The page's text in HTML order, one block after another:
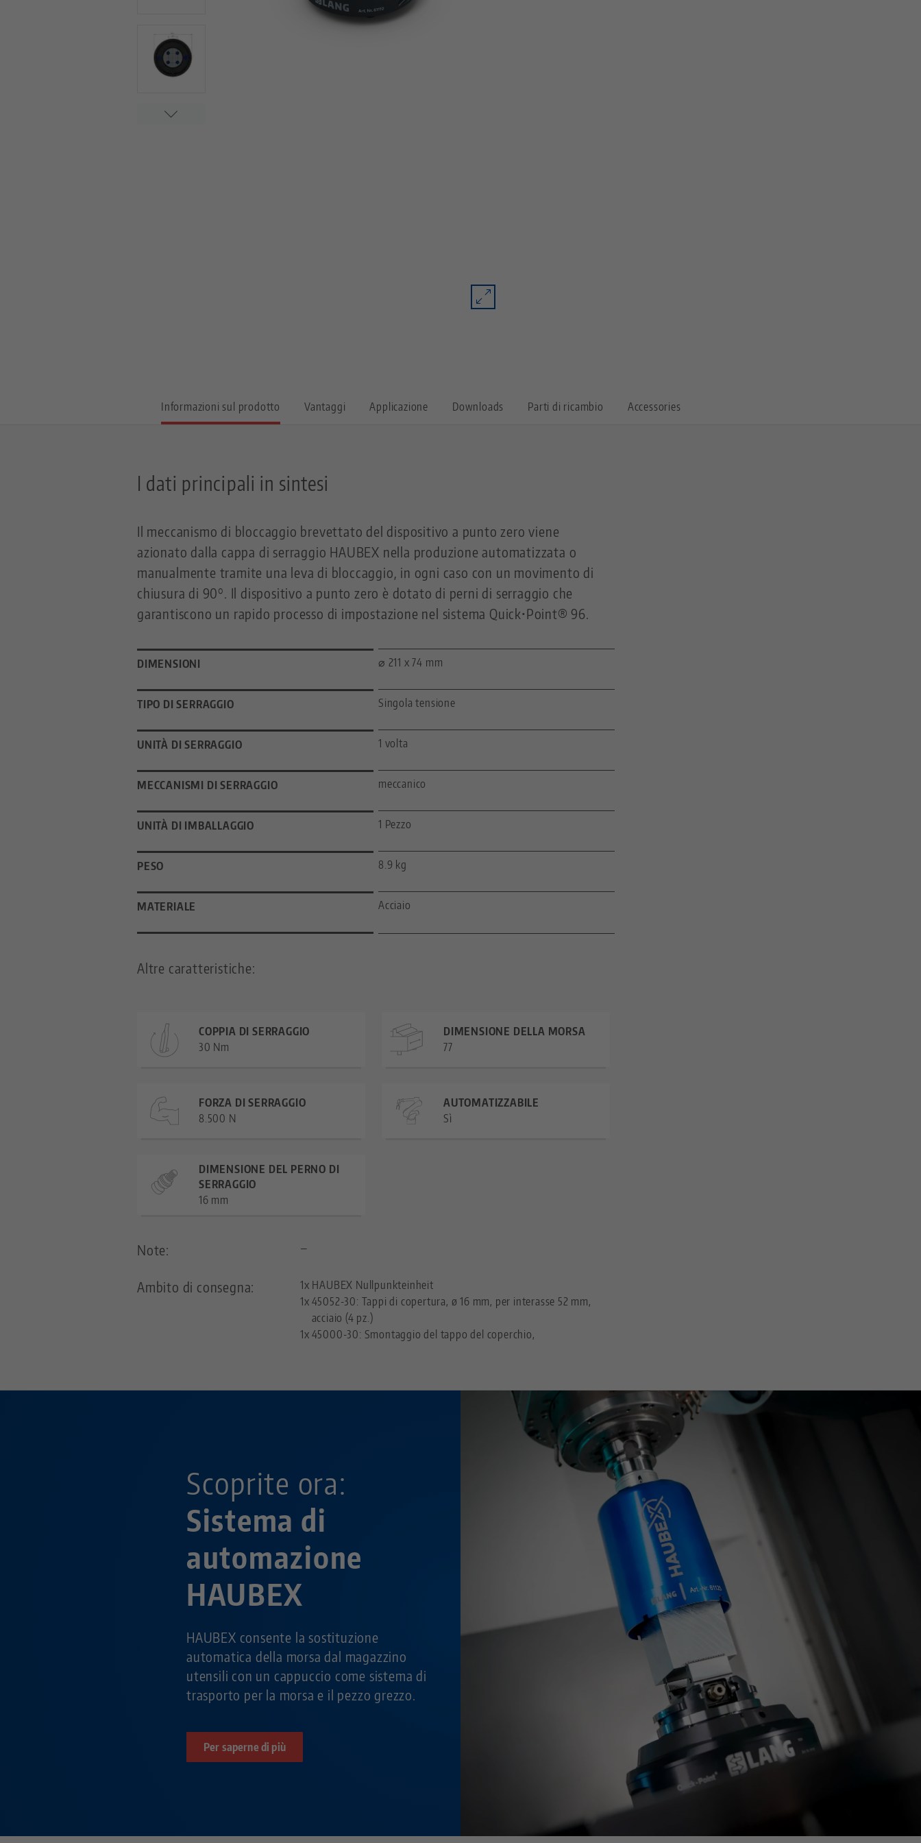
Informazioni sul prodotto Vantaggi Applicazione Downloads Parti di ricambio Accessories
I dati principali in sintesi
Il meccanismo di bloccaggio brevettato del dispositivo a punto zero viene
azionato dalla cappa di serraggio HAUBEX nella produzione automatizzata o
manualmente tramite una leva di bloccaggio, in ogni caso con un movimento di
chiusura di 90°. Il dispositivo a punto zero è dotato di perni di serraggio che
garantiscono un rapido processo di impostazione nel sistema Quick•Point® 96.
DIMENSIONI ⌀ 211 x 74 mm
TIPO DI SERRAGGIO Singola tensione
UNITÀ DI SERRAGGIO 1 volta
MECCANISMI DI SERRAGGIO meccanico
UNITÀ DI IMBALLAGGIO 1 Pezzo
PESO 8.9 kg
MATERIALE Acciaio
Altre caratteristiche:
COPPIA DI SERRAGGIO
30 Nm
DIMENSIONE DELLA MORSA
77
FORZA DI SERRAGGIO
8.500 N
AUTOMATIZZABILE
Sì
DIMENSIONE DEL PERNO DI
SERRAGGIO
16 mm
Note: —
Ambito di consegna:
1x HAUBEX Nullpunkteinheit
1x 45052-30: Tappi di copertura, ø 16 mm, per interasse 52 mm,
acciaio (4 pz.)
1x 45000-30: Smontaggio del tappo del coperchio,
Sistema di
automazione
HAUBEX
Scoprite ora:
HAUBEX consente la sostituzione
automatica della morsa dal magazzino
utensili con un cappuccio come sistema di
trasporto per la morsa e il pezzo grezzo.
Per saperne di più